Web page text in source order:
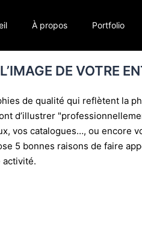
À propos Portfolio
Faites un arrêt sur
images de vos
DE VOTRE
de qualité qui reflètent la
d’illustrer
vos catalogues…, ou encore
5 bonnes raisons de faire
activité.